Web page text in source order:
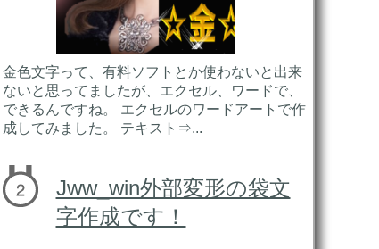
金色文字って、有料ソフトとか使わないと出来
ないと思ってましたが、エクセル、ワードで、
できるんですね。 エクセルのワードアートで作
成してみました。 テキスト⇒...
Jww_win外部変形の袋文
字作成です！